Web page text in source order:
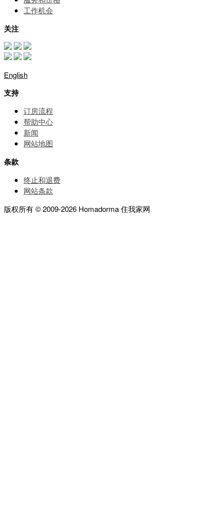
⼯作机会
关注
English
支持
订房流程
帮助中⼼
新闻
网站地图
条款
终止和退费
网站条款
版权所有 © 2009-2026 Homadorma 住我家网